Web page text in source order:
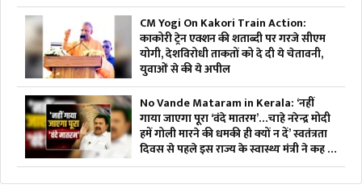
CM Yogi On Kakori Train Action:
काकोरी ट्रेन एक्शन की शताब्दी पर गरजे सीएम
योगी, देशविरोधी ताकतों को दे दी ये चेतावनी,
युवाओं से की ये अपील
No Vande Mataram in Kerala: ‘नहीं
गाया जाएगा पूरा ‘वंदे मातरम’…चाहे नरेन्द्र मोदी
हमें गोली मारने की धमकी ही क्यों न दें’ स्वतंत्रता
दिवस से पहले इस राज्य के स्वास्थ्य मंत्री ने कह दी
बड़ी बात